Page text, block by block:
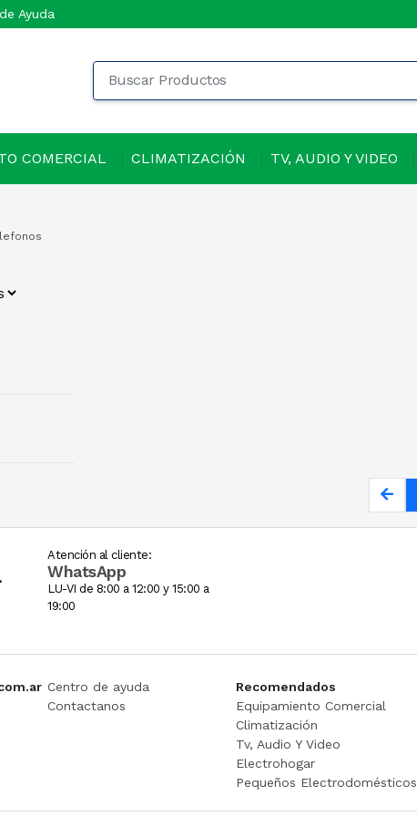
Ayuda
COMERCIAL CLIMATIZACIÓN TV, AUDIO Y VIDEO
Atención al cliente:
WhatsApp
LU-VI de 8:00 a 12:00 y 15:00 a
19:00
Centro de ayuda
Contactanos
Recomendados
Equipamiento Comercial
Climatización
Tv, Audio Y Video
Electrohogar
Pequeños Electrodomésticos